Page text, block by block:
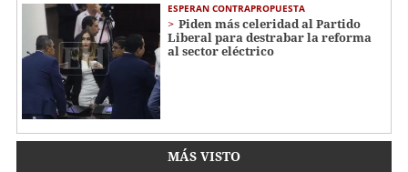
ESPERAN CONTRAPROPUESTA
Piden más celeridad al Partido
Liberal para destrabar la reforma
al sector eléctrico
MÁS VISTO